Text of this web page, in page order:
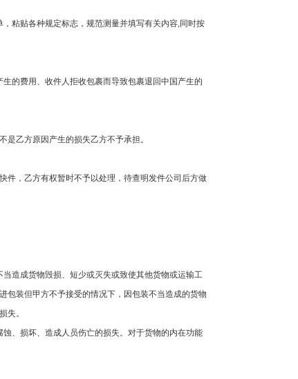
粘贴各种规定标志，规范测量并填写有关内容, 同时按
的费用、收件人拒收包裹而导致包裹退回中国产生的
乙方原因产生的损失乙方不予承担。
件，乙方有权暂时不予以处理，待查明发件公司后方做
造成货物毁损、短少或灭失或致使其他货物或运输工
包装但甲方不予接受的情况下，因包装不当造成的货物
失。
、损坏、造成人员伤亡的损失。对于货物的内在功能